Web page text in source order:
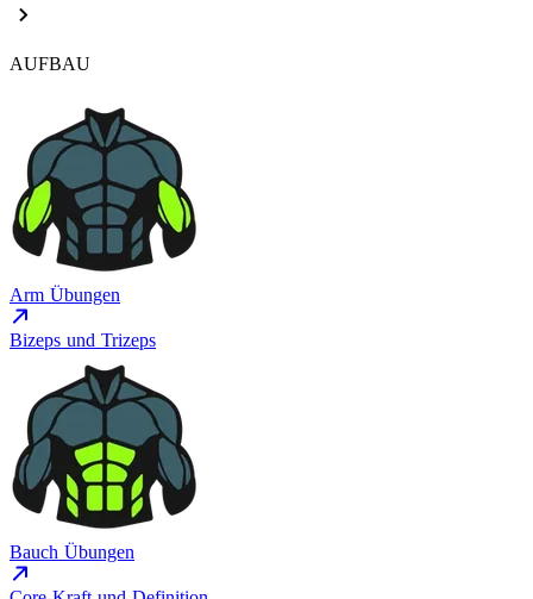
AUFBAU
Arm Übungen
Bizeps und Trizeps
Bauch Übungen